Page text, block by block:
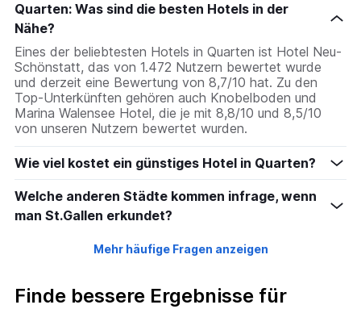
Quarten: Was sind die besten Hotels in der
Nähe?
Eines der beliebtesten Hotels in Quarten ist Hotel Neu-
Schönstatt, das von 1.472 Nutzern bewertet wurde
und derzeit eine Bewertung von 8,7/10 hat. Zu den
Top-Unterkünften gehören auch Knobelboden und
Marina Walensee Hotel, die je mit 8,8/10 und 8,5/10
von unseren Nutzern bewertet wurden.
Wie viel kostet ein günstiges Hotel in Quarten?
Welche anderen Städte kommen infrage, wenn
man St.Gallen erkundet?
Mehr häufige Fragen anzeigen
Finde bessere Ergebnisse für